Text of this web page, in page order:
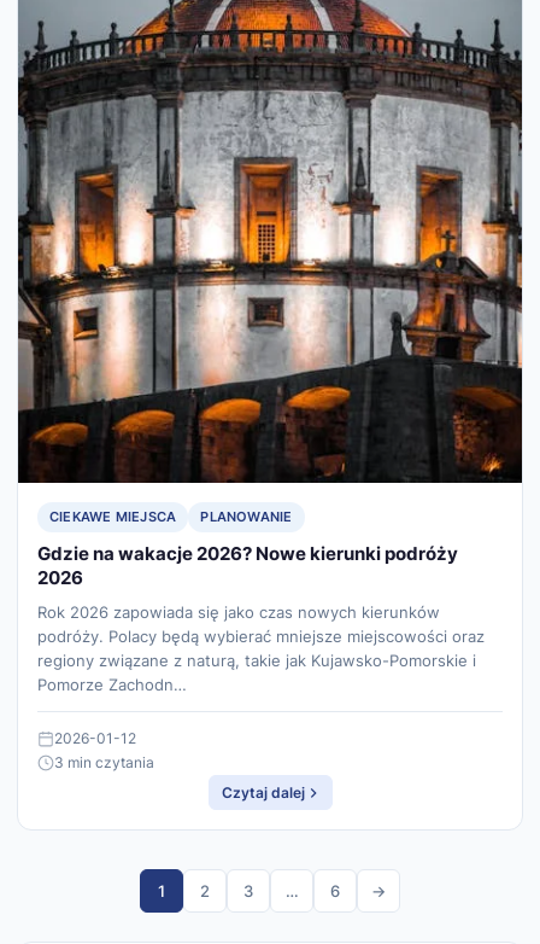
CIEKAWE MIEJSCA PLANOWANIE
Gdzie na wakacje 2026? Nowe kierunki podróży
2026
Rok 2026 zapowiada się jako czas nowych kierunków
podróży. Polacy będą wybierać mniejsze miejscowości oraz
regiony związane z naturą, takie jak Kujawsko-Pomorskie i
Pomorze Zachodn…
2026-01-12
3 min czytania
Czytaj dalej
1 2 3 … 6 →